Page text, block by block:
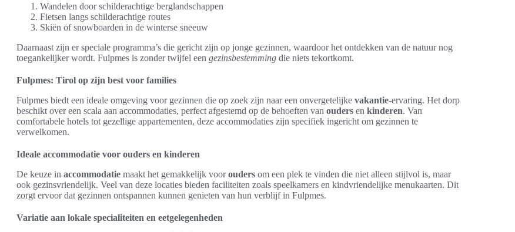
Wandelen door schilderachtige berglandschappen
Fietsen langs schilderachtige routes
Skiën of snowboarden in de winterse sneeuw
Daarnaast zijn er speciale programma’s die gericht zijn op jonge gezinnen, waardoor het ontdekken van de natuur nog
toegankelijker wordt. Fulpmes is zonder twijfel een gezinsbestemming die niets tekortkomt.
Fulpmes: Tirol op zijn best voor families
Fulpmes biedt een ideale omgeving voor gezinnen die op zoek zijn naar een onvergetelijke vakantie-ervaring. Het dorp
beschikt over een scala aan accommodaties, perfect afgestemd op de behoeften van ouders en kinderen. Van
comfortabele hotels tot gezellige appartementen, deze accommodaties zijn specifiek ingericht om gezinnen te
verwelkomen.
Ideale accommodatie voor ouders en kinderen
De keuze in accommodatie maakt het gemakkelijk voorouders om een plek te vinden die niet alleen stijlvol is, maar
ook gezinsvriendelijk. Veel van deze locaties bieden faciliteiten zoals speelkamers en kindvriendelijke menukaarten. Dit
zorgt ervoor dat gezinnen ontspannen kunnen genieten van hun verblijf in Fulpmes.
Variatie aan lokale specialiteiten en eetgelegenheden